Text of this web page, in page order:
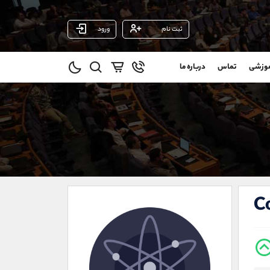
ثبت نام ورود
تماس درباره ما
(محسن یزدی)
09304891085
واتساپ شروع گفتگو
تلگرام @Armteam_admin_103
021-22021030
021-22021040
@alireza.mehrabii
@alirezamehrabi_com
@alirezamehrabi_official